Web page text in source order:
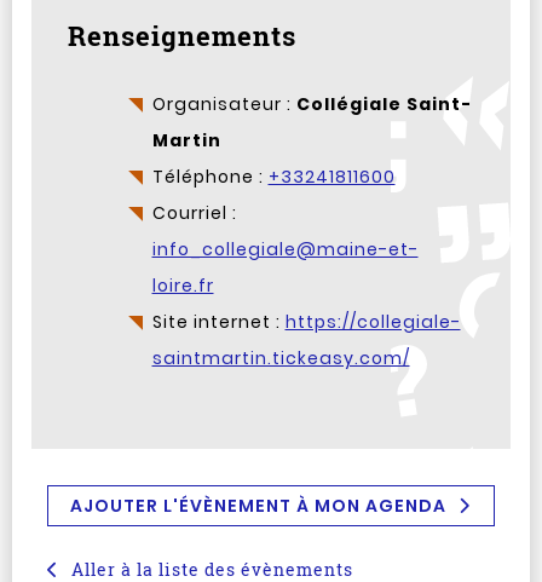
Renseignements
Organisateur : Collégiale Saint-
Martin
Téléphone : +33241811600
Courriel :
info_collegiale@maine-et-
loire.fr
Site internet : https://collegiale-
saintmartin.tickeasy.com/
AJOUTER L'ÉVÈNEMENT À MON AGENDA
Aller à la liste des évènements